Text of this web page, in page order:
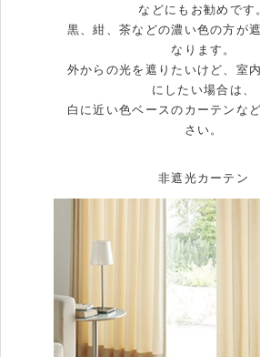
などにもお勧めです
黒、紺、茶などの濃い色の方が
なります。
外からの光を遮りたいけど、室
にしたい場合は、
白に近い色ベースのカーテンな
さい。
非遮光カーテン